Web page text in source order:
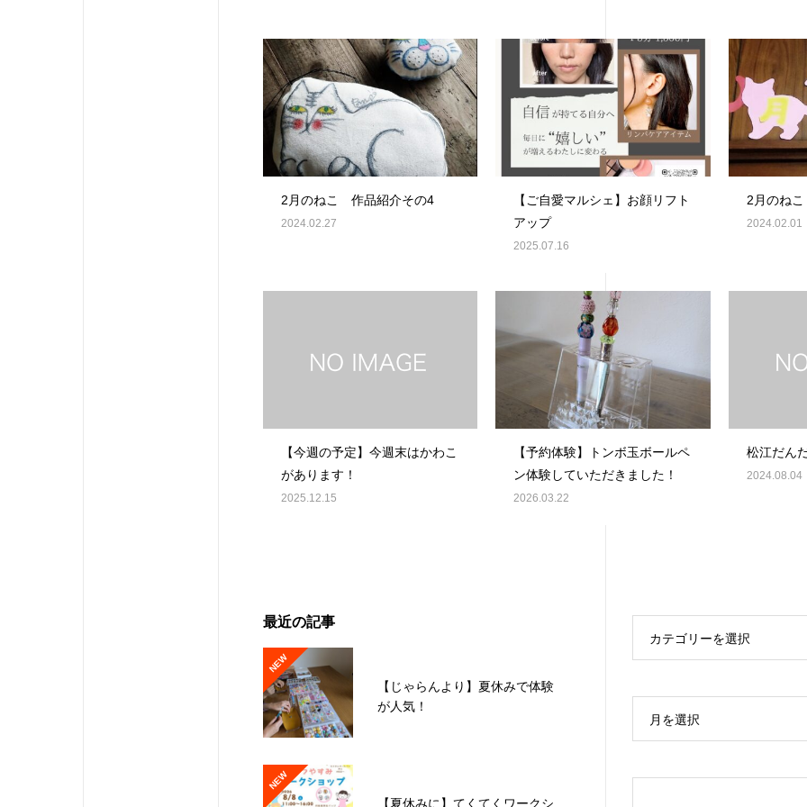
2月のねこ 作品紹介その4
2024.02.27
【ご自愛マルシェ】お顔リフト
アップ
2025.07.16
2月のね
2024.02.01
【今週の予定】今週末はかわこ
があります！
2025.12.15
【予約体験】トンボ玉ボールペ
ン体験していただきました！
2026.03.22
松江だん
2024.08.04
最近の記事
NEW
【じゃらんより】夏休みで体験
が人気！
NEW
【夏休みに】てくてくワークシ
カテゴリーを選択
月を選択